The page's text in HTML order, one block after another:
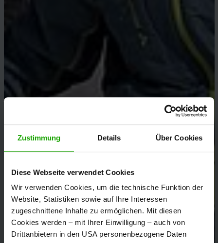
Zustimmung Details Über Cookies
Diese Webseite verwendet Cookies
Wir verwenden Cookies, um die technische Funktion der
Website, Statistiken sowie auf Ihre Interessen
zugeschnittene Inhalte zu ermöglichen. Mit diesen
Cookies werden – mit Ihrer Einwilligung – auch von
Drittanbietern in den USA personenbezogene Daten